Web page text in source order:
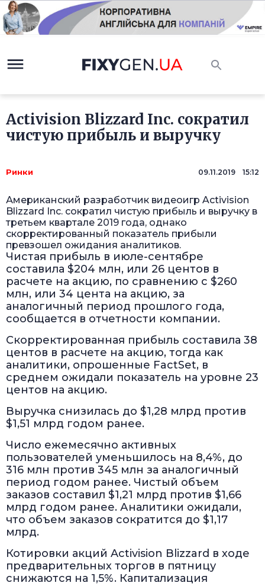
Activision Blizzard Inc. сократил
чистую прибыль и выручку
Ринки 09.11.2019 15:12
Американский разработчик видеоигр Activision
Blizzard Inc. сократил чистую прибыль и выручку в
третьем квартале 2019 года, однако
скорректированный показатель прибыли
превзошел ожидания аналитиков.
Чистая прибыль в июле-сентябре
составила $204 млн, или 26 центов в
расчете на акцию, по сравнению с $260
млн, или 34 цента на акцию, за
аналогичный период прошлого года,
сообщается в отчетности компании.
Скорректированная прибыль составила 38
центов в расчете на акцию, тогда как
аналитики, опрошенные FactSet, в
среднем ожидали показатель на уровне 23
центов на акцию.
Выручка снизилась до $1,28 млрд против
$1,51 млрд годом ранее.
Число ежемесячно активных
пользователей уменьшилось на 8,4%, до
316 млн против 345 млн за аналогичный
период годом ранее. Чистый объем
заказов составил $1,21 млрд против $1,66
млрд годом ранее. Аналитики ожидали,
что объем заказов сократится до $1,17
млрд.
Котировки акций Activision Blizzard в ходе
предварительных торгов в пятницу
снижаются на 1,5%. Капитализация